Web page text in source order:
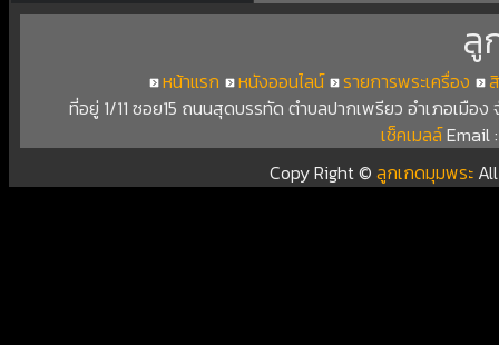
ลู
หน้าแรก หนังออนไลน์ รายการพระเครื่อง
ที่อยู่ 1/11 ซอย15 ถนนสุดบรรทัด ตำบลปากเพรียว อำเภอเมือ
เช็คเมลล์Email
Copy Right ©ลูกเกดมุมพระ